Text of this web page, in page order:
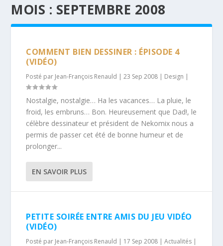
MOIS : SEPTEMBRE 2008
COMMENT BIEN DESSINER : ÉPISODE 4
(VIDÉO)
Posté par Jean-François Renauld |23 Sep 2008 | Design |
Nostalgie, nostalgie… Ha les vacances… La pluie, le
froid, les embruns… Bon. Heureusement que Dad!, le
célèbre dessinateur et président de Nekomix nous a
permis de passer cet été de bonne humeur et de
prolonger...
EN SAVOIR PLUS
PETITE SOIRÉE ENTRE AMIS DU JEU VIDÉO
(VIDÉO)
Posté par Jean-François Renauld | 17 Sep 2008 |Actualités |